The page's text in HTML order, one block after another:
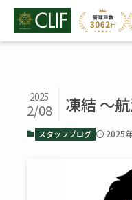
凍結 ～
2025
2/08
スタッフブログ 2025